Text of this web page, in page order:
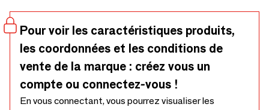
Pour voir les caractéristiques produits,
les coordonnées et les conditions de
vente de la marque : créez vous un
compte ou connectez-vous !
En vous connectant, vous pourrez visualiser les